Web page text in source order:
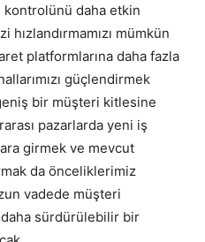
daha etkin
hızlandırmamızı mümkün
platformlarına daha fazla
güçlendirmek
bir müşteri kitlesine
pazarlarda yeni iş
girmek ve mevcut
da önceliklerimiz
vadede müşteri
daha sürdürülebilir bir